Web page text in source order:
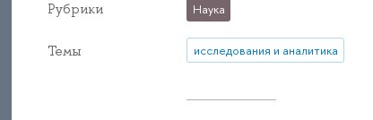
Рубрики Наука
Темы исследования и аналитика